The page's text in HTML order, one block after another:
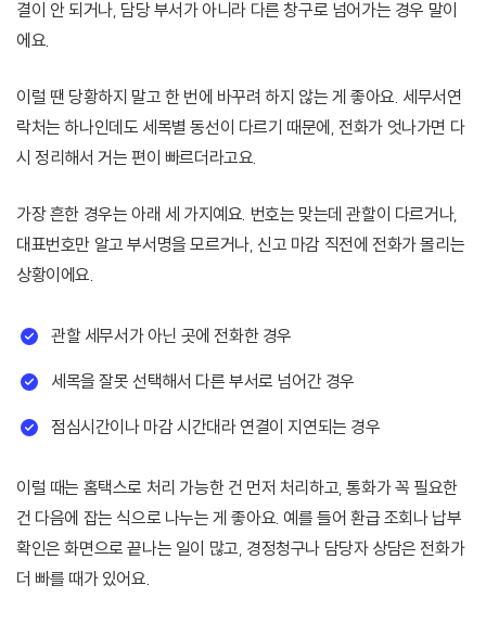
결이 안 되거나, 담당 부서가 아니라 다른 창구로 넘어가는 경우 말이
에요.
이럴 땐 당황하지 말고 한 번에 바꾸려 하지 않는 게 좋아요. 세무서연
락처는 하나인데도 세목별 동선이 다르기 때문에, 전화가 엇나가면 다
시 정리해서 거는 편이 빠르더라고요.
가장 흔한 경우는 아래 세 가지예요. 번호는 맞는데 관할이 다르거나,
대표번호만 알고 부서명을 모르거나, 신고 마감 직전에 전화가 몰리는
상황이에요.
관할 세무서가 아닌 곳에 전화한 경우
세목을 잘못 선택해서 다른 부서로 넘어간 경우
점심시간이나 마감 시간대라 연결이 지연되는 경우
이럴 때는 홈택스로 처리 가능한 건 먼저 처리하고, 통화가 꼭 필요한
건 다음에 잡는 식으로 나누는 게 좋아요. 예를 들어 환급 조회나 납부
확인은 화면으로 끝나는 일이 많고, 경정청구나 담당자 상담은 전화가
더 빠를 때가 있어요.